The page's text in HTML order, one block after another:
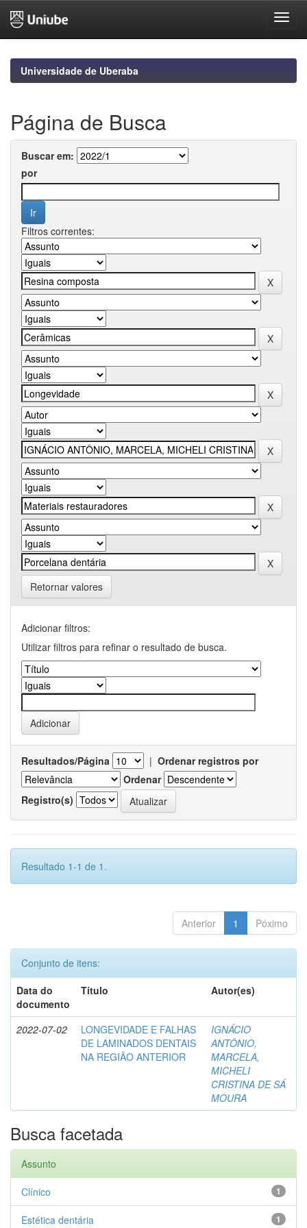
navigationUniversidade de Uberaba
Página de Busca
Buscar em:
por
Filtros correntes:
Retornar valores
Adicionar filtros:
Utilizar filtros para refinar o resultado de busca.
Resultados/Página | Ordenar registros por
Ordenar
Registro(s)
Resultado 1-1 de 1.
Anterior 1 Póximo
Conjunto de itens:
Data do
documento
Título Autor(es)
2022-07-02
LONGEVIDADE E FALHAS
DE LAMINADOS DENTAIS
NA REGIÃO ANTERIOR
IGNÁCIO
ANTÔNIO,
MARCELA,
MICHELI
CRISTINA DE SÁ
MOURA
Busca facetada
Assunto
1
Clínico
1
Estética dentária